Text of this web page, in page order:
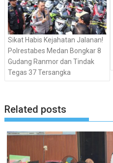
​Sikat Habis Kejahatan Jalanan!
Polrestabes Medan Bongkar 8
Gudang Ranmor dan Tindak
Tegas 37 Tersangka
Related posts